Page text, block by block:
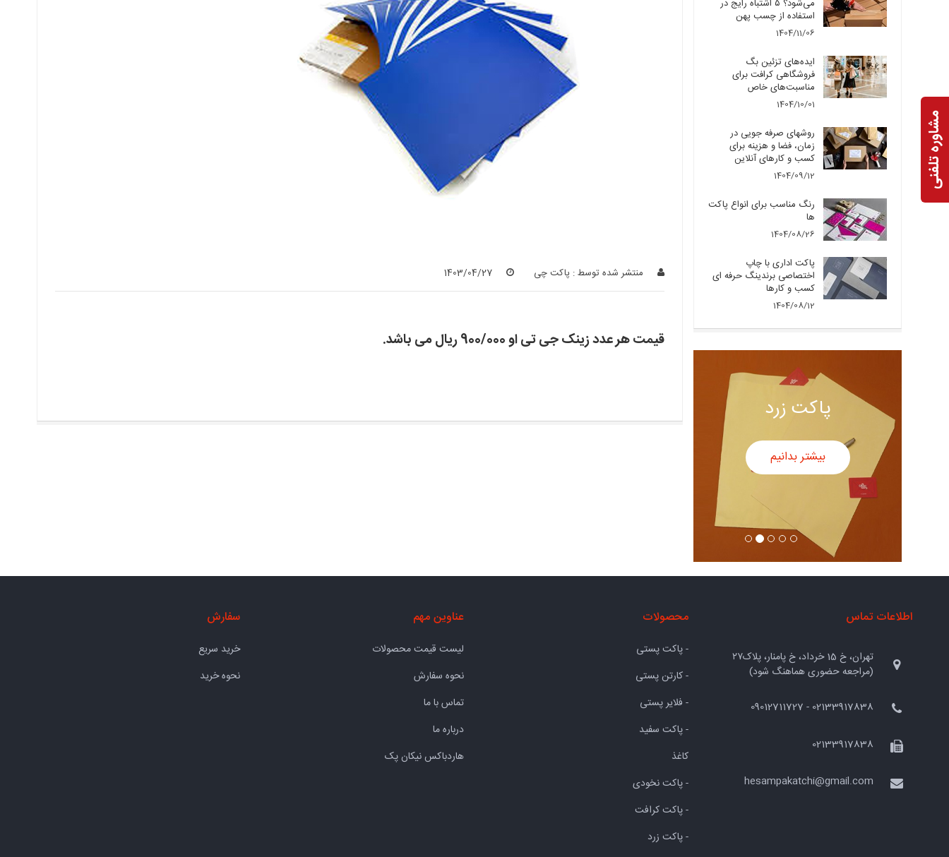
می‌شود؟ ۵ اشتباه رایج در
استفاده از چسب پهن
1404/11/06
ایده‌های تزئین بگ
فروشگاهی کرافت برای
مناسبت‌های خاص
1404/10/01
روشهای صرفه جویی در
زمان، فضا و هزینه برای
کسب و کارهای آنلاین
1404/09/12
رنگ مناسب برای انواع پاکت
ها
1404/08/26
پاکت اداری با چاپ
اختصاصی برندینگ حرفه ای
کسب و کارها
1404/08/12
پاکت زرد
بیشتر بدانیم
منتشر شده توسط : پاکت چی 1403/04/27
قیمت هر عدد زینک جی تی او 900/000 ریال می باشد.
مشاوره تلفنی
اطلاعات تماس
تهران، خ 15 خرداد، خ پامنار، پلاک۲۷
(مراجعه حضوری هماهنگ شود)
02133917838 - 09012711727
02133917838
hesampakatchi@gmail.com
محصولات
- پاکت پستی
- کارتن پستی
- فلایر پستی
- پاکت سفید
کاغذ
- پاکت نخودی
- پاکت کرافت
- پاکت زرد
عناوین مهم
لیست قیمت محصولات
نحوه سفارش
تماس با ما
درباره ما
هاردباکس نیکان پک
سفارش
خرید سریع
نحوه خرید